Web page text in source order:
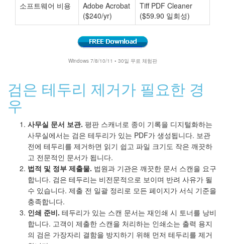
소프트웨어 비용
Adobe Acrobat
($240/yr)
Tiff PDF Cleaner
($59.90 일회성)
Windows 7/8/10/11 • 30일 무료 체험판
검은 테두리 제거가 필요한 경
우
사무실 문서 보관. 평판 스캐너로 종이 기록을 디지털화하는
사무실에서는 검은 테두리가 있는 PDF가 생성됩니다. 보관
전에 테두리를 제거하면 읽기 쉽고 파일 크기도 작은 깨끗하
고 전문적인 문서가 됩니다.
법적 및 정부 제출물. 법원과 기관은 깨끗한 문서 스캔을 요구
합니다. 검은 테두리는 비전문적으로 보이며 반려 사유가 될
수 있습니다. 제출 전 일괄 정리로 모든 페이지가 서식 기준을
충족합니다.
인쇄 준비. 테두리가 있는 스캔 문서는 재인쇄 시 토너를 낭비
합니다. 고객이 제출한 스캔을 처리하는 인쇄소는 출력 용지
의 검은 가장자리 결함을 방지하기 위해 먼저 테두리를 제거